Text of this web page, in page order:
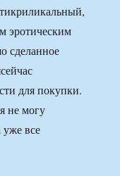
эротическим
сделанное
для покупки.
не могу
уже все